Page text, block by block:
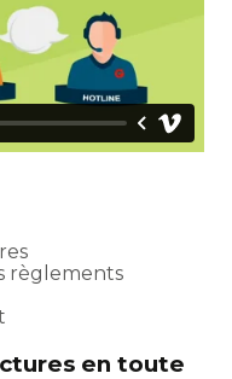
règlements
en toute